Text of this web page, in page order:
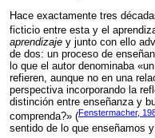
Hace exactamente tres
ficticio entre esta y el
aprendizaje y junto con ello
de dos: un proceso de
lo que el autor denominaba
refieren, aunque no en una
perspectiva incorporando la
distinción entre enseñanza y
comprenda?» (Fenstermacher,
sentido de lo que enseñamos